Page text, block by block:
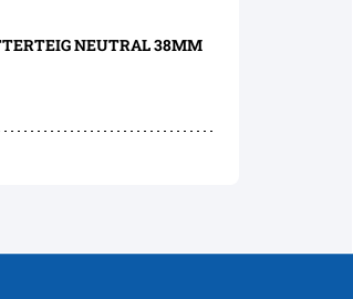
NEUTRAL 38MM